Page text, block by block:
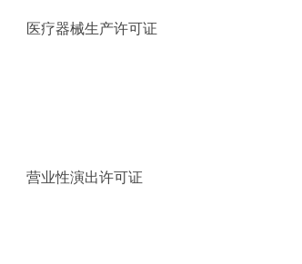
医疗器械生产许可证
营业性演出许可证